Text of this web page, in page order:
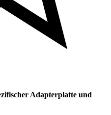
Adapterplatte und